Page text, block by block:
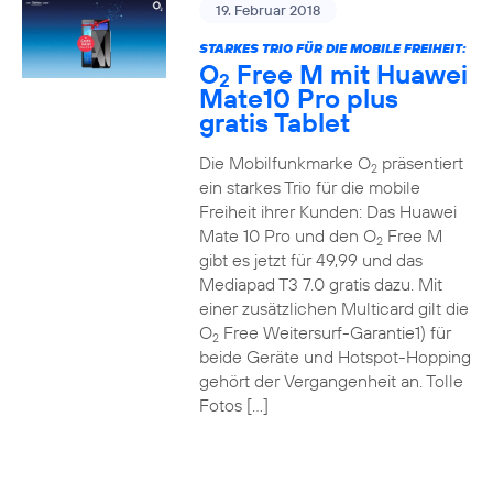
19. Februar 2018
STARKES TRIO FÜR DIE MOBILE FREIHEIT:
O2 Free M mit Huawei
Mate10 Pro plus
gratis Tablet
Die Mobilfunkmarke O2präsentiert
ein starkes Trio für die mobile
Freiheit ihrer Kunden: Das Huawei
Mate 10 Pro und den O2Free M
gibt es jetzt für 49,99 und das
Mediapad T3 7.0 gratis dazu. Mit
einer zusätzlichen Multicard gilt die
O2Free Weitersurf-Garantie1) für
beide Geräte und Hotspot-Hopping
gehört der Vergangenheit an. Tolle
Fotos […]